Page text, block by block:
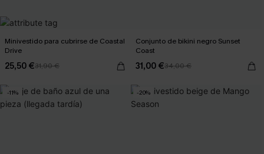
Minivestido para cubrirse de Coastal
Drive
25,50 €31,90 €
Conjunto de bikini negro Sunset
Coast
31,00 €34,00 €
-11% -20%